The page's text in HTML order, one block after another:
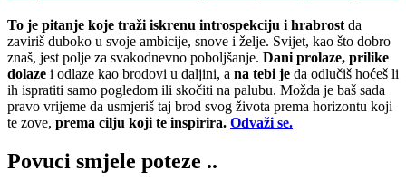
To je pitanje koje traži iskrenu introspekciju i hrabrost da
zaviriš duboko u svoje ambicije, snove i želje. Svijet, kao što dobro
znaš, jest polje za svakodnevno poboljšanje. Dani prolaze, prilike
dolaze i odlaze kao brodovi u daljini, a na tebi je da odlučiš hoćeš li
ih ispratiti samo pogledom ili skočiti na palubu. Možda je baš sada
pravo vrijeme da usmjeriš taj brod svog života prema horizontu koji
te zove, prema cilju koji te inspirira. Odvaži se.
Povuci smjele poteze ..